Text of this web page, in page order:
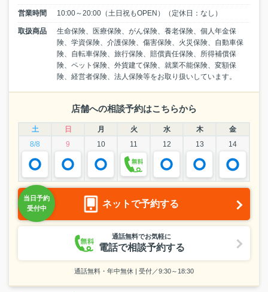
営業時間 10:00～20:00（土日祝もOPEN）（定休日：なし）
取扱商品
生命保険、医療保険、がん保険、養老保険、個人年金保
険、学資保険、介護保険、傷害保険、火災保険、自動車保
険、自転車保険、旅行保険、賠償責任保険、所得補償保
険、ペット保険、外貨建て保険、就業不能保険、変額保
険、経営者保険、法人保険等をお取り扱いしています。
店舗への相談予約はこちらから
土 日 月 火 水 木
金
8/8
9 10 11 12 13 14
ネットで予約する
通話無料でお気軽に
電話で相談予約する
通話無料・年中無休 | 受付／9:30～18:30